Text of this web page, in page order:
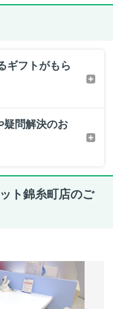
ギフトがもら
問解決のお
ト錦糸町店のご